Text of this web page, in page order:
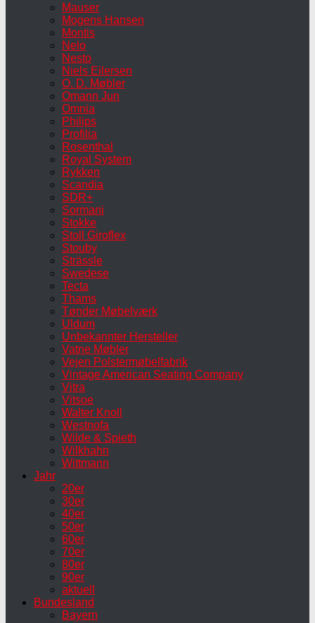
Mauser
Mogens Hansen
Montis
Nelo
Nesto
Niels Eilersen
O. D. Møbler
Omann Jun
Omnia
Philips
Profilia
Rosenthal
Royal System
Rykken
Scandia
SDR+
Sormani
Stokke
Stoll Giroflex
Stouby
Strässle
Swedese
Tecta
Thams
Tønder Møbelværk
Uldum
Unbekannter Hersteller
Vatne Møbler
Vejen Polstermøbelfabrik
Vintage American Seating Company
Vitra
Vitsoe
Walter Knoll
Westnofa
Wilde & Spieth
Wilkhahn
Wittmann
Jahr
20er
30er
40er
50er
60er
70er
80er
90er
aktuell
Bundesland
Bayern